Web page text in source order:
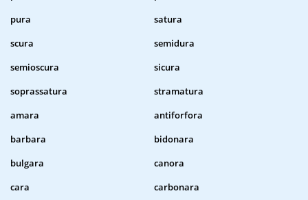
pura
satura
scura
semidura
semioscura
sicura
soprassatura
stramatura
amara
antiforfora
barbara
bidonara
bulgara
canora
cara
carbonara